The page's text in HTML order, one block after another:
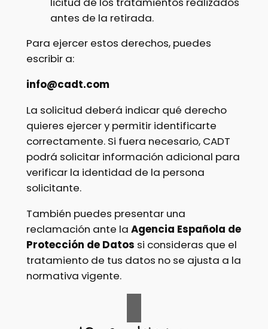
antes de la retirada.
Para ejercer estos derechos, puedes
escribir a:
info@cadt.com
La solicitud deberá indicar qué derecho
quieres ejercer y permitir identificarte
correctamente. Si fuera necesario, CADT
podrá solicitar información adicional para
verificar la identidad de la persona
solicitante.
También puedes presentar una
reclamación ante la Agencia Española de
Protección de Datos si consideras que el
tratamiento de tus datos no se ajusta a la
normativa vigente.